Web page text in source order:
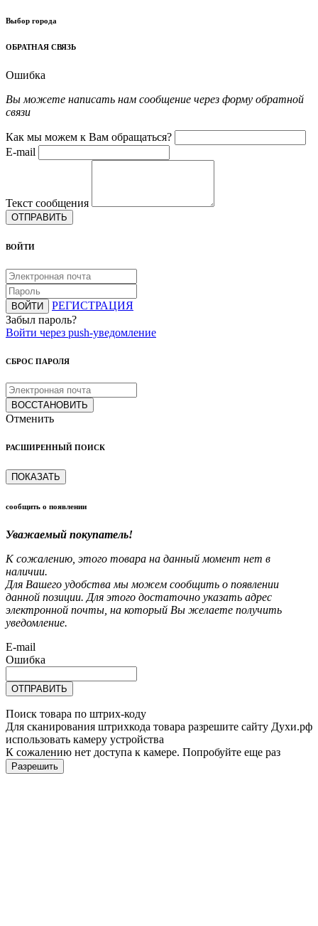
Выбор города
ОБРАТНАЯ СВЯЗЬ
Ошибка
Вы можете написать нам сообщение через форму обратной
связи
Как мы можем к Вам обращаться?
E-mail
Текст сообщения
ОТПРАВИТЬ
ВОЙТИ
ВОЙТИ
РЕГИСТРАЦИЯ
Забыл пароль?
Войти через push-уведомление
СБРОС ПАРОЛЯ
ВОССТАНОВИТЬ
Отменить
РАСШИРЕННЫЙ ПОИСК
ПОКАЗАТЬ
сообщить о появлении
Уважаемый покупатель!
К сожалению, этого товара на данный момент нет в
наличии.
Для Вашего удобства мы можем сообщить о появлении
данной позиции. Для этого достаточно указать адрес
электронной почты, на который Вы желаете получить
уведомление.
E-mail
Ошибка
ОТПРАВИТЬ
Поиск товара по штрих-коду
Для сканирования штрихкода товара разрешите сайту Духи.рф
использовать камеру устройства
К сожалению нет доступа к камере. Попробуйте еще раз
Разрешить